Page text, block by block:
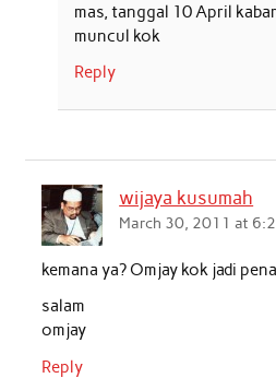
mas, tanggal 10 April
muncul kok
Reply
wijaya kusumah
March 30, 2011 at
kemana ya? Omjay kok jadi
salam
omjay
Reply